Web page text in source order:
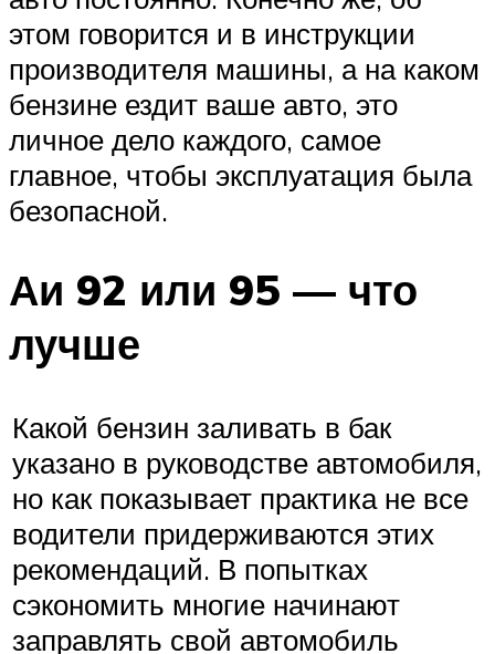
этом говорится и в инструкции
производителя машины, а на каком
бензине ездит ваше авто, это
личное дело каждого, самое
главное, чтобы эксплуатация была
безопасной.
Аи 92 или 95 — что
лучше
Какой бензин заливать в бак
указано в руководстве автомобиля,
но как показывает практика не все
водители придерживаются этих
рекомендаций. В попытках
сэкономить многие начинают
заправлять свой автомобиль